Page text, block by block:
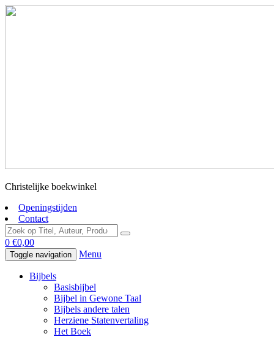
Christelijke boekwinkel
Openingstijden
Contact
0 €0,00
Toggle navigation Menu
Bijbels
Basisbijbel
Bijbel in Gewone Taal
Bijbels andere talen
Herziene Statenvertaling
Het Boek